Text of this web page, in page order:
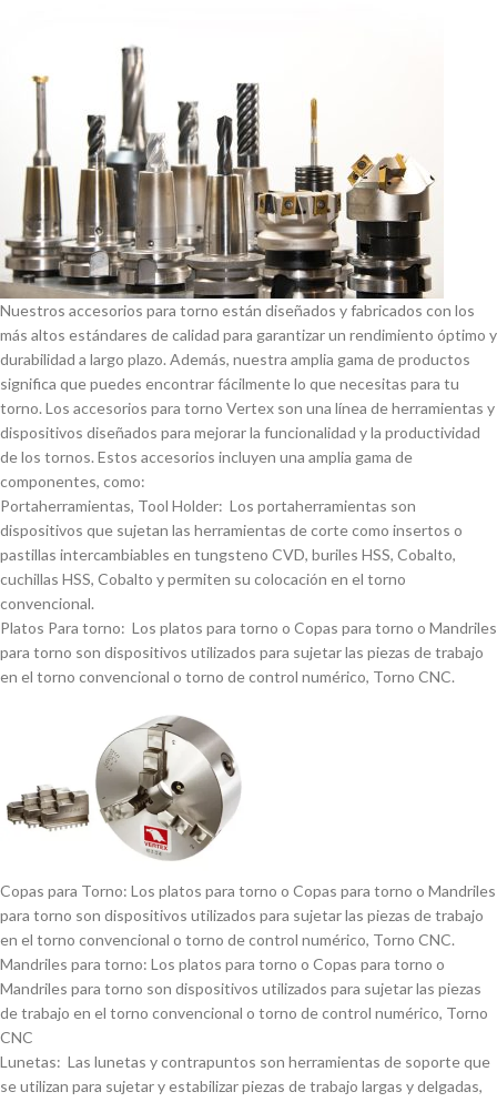
Nuestros accesorios para torno están diseñados y fabricados con los
más altos estándares de calidad para garantizar un rendimiento óptimo y
durabilidad a largo plazo. Además, nuestra amplia gama de productos
significa que puedes encontrar fácilmente lo que necesitas para tu
torno. Los accesorios para torno Vertex son una lí­nea de herramientas y
dispositivos diseñados para mejorar la funcionalidad y la productividad
de los tornos. Estos accesorios incluyen una amplia gama de
componentes, como:
Portaherramientas, Tool Holder: Los portaherramientas son
dispositivos que sujetan las herramientas de corte como insertos o
pastillas intercambiables en tungsteno CVD, buriles HSS, Cobalto,
cuchillas HSS, Cobalto y permiten su colocación en el torno
convencional.
Platos Para torno: Los platos para torno o Copas para torno o Mandriles
para torno son dispositivos utilizados para sujetar las piezas de trabajo
en el torno convencional o torno de control numérico, Torno CNC.
Copas para Torno: Los platos para torno o Copas para torno o Mandriles
para torno son dispositivos utilizados para sujetar las piezas de trabajo
en el torno convencional o torno de control numérico, Torno CNC.
Mandriles para torno: Los platos para torno o Copas para torno o
Mandriles para torno son dispositivos utilizados para sujetar las piezas
de trabajo en el torno convencional o torno de control numérico, Torno
CNC
Lunetas: Las lunetas y contrapuntos son herramientas de soporte que
se utilizan para sujetar y estabilizar piezas de trabajo largas y delgadas,